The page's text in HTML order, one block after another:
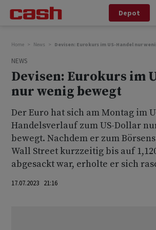
Depot
Home News Devisen: Eurokurs im US-Handel nur
NEWS
Devisen: Eurokurs im
nur wenig bewegt
Der Euro hat sich am Montag im
Handelsverlauf zum US-Dollar
bewegt. Nachdem er zum
Wall Street kurzzeitig bis auf
abgesackt war, erholte er sich
17.07.2023 21:16